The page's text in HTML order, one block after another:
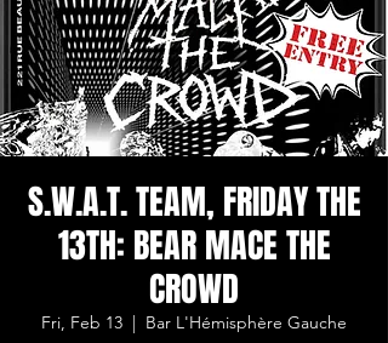
S.W.A.T. TEAM, FRIDAY THE
13TH: BEAR MACE THE
CROWD
Fri, Feb 13 Bar L'Hémisphère Gauche